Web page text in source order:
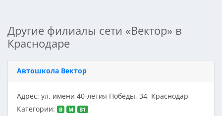
Другие филиалы сети «Вектор» в
Краснодаре
Автошкола Вектор
Адрес: ул. имени 40-летия Победы, 34, Краснодар
Категории:
B M В1